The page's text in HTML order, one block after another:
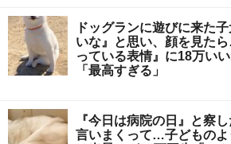
ドッグランに遊びに来た
いな』と思い、顔を見た
っている表情』に18万い
「最高すぎる」
『今日は病院の日』と察
言いまくって…子どものよ